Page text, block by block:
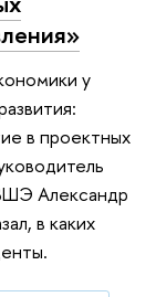
у
в проектных
Александр
в каких